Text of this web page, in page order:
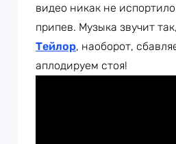
видео никак не
припев. Музыка звучит
Тейлор, наоборот,
аплодируем стоя!